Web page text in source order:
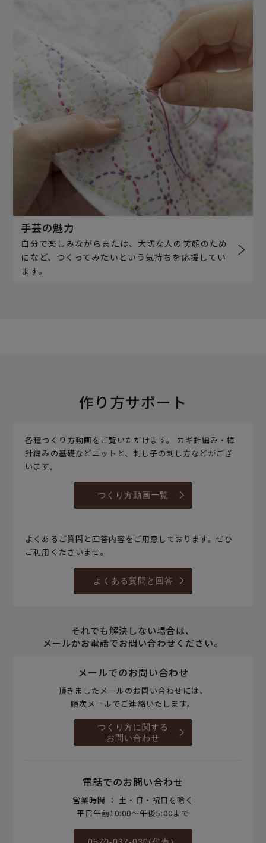
手芸の魅力
自分で楽しみながらまたは、大切な人の笑顔のため
になど、つくってみたいという気持ちを応援してい
ます。
作り方サポート
各種つくり方動画をご覧いただけます。 カギ針編み・棒
針編みの基礎などニットと、刺し子の刺し方などがござ
います。
つくり方動画一覧
よくあるご質問と回答内容をご用意しております。ぜひ
ご利用くださいませ。
よくある質問と回答
それでも解決しない場合は、
メールかお電話でお問い合わせください。
メールでのお問い合わせ
頂きましたメールのお問い合わせには、
順次メールでご連絡いたします。
つくり方に関する
お問い合わせ
電話でのお問い合わせ
営業時間 ： 土・日・祝日を除く
平日午前10:00～午後5:00まで